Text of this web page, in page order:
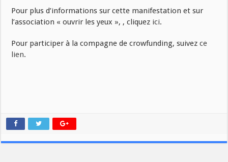
Pour plus d’informations sur cette manifestation et sur
l’association « ouvrir les yeux », , cliquez ici.
Pour participer à la compagne de crowfunding, suivezce
lien.